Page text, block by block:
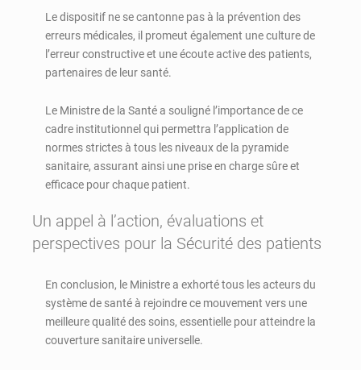
Le dispositif ne se cantonne pas à la prévention des
erreurs médicales, il promeut également une culture de
l’erreur constructive et une écoute active des patients,
partenaires de leur santé.
Le Ministre de la Santé a souligné l’importance de ce
cadre institutionnel qui permettra l’application de
normes strictes à tous les niveaux de la pyramide
sanitaire, assurant ainsi une prise en charge sûre et
efficace pour chaque patient.
Un appel à l’action, évaluations et
perspectives pour la Sécurité des patients
En conclusion, le Ministre a exhorté tous les acteurs du
système de santé à rejoindre ce mouvement vers une
meilleure qualité des soins, essentielle pour atteindre la
couverture sanitaire universelle.